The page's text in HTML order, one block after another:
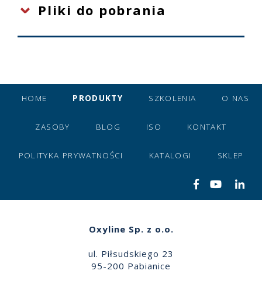
Pliki do pobrania
HOME PRODUKTY SZKOLENIA O NAS
ZASOBY BLOG ISO KONTAKT
POLITYKA PRYWATNOŚCI KATALOGI SKLEP
Oxyline Sp. z o.o.
ul. Piłsudskiego 23
95-200 Pabianice